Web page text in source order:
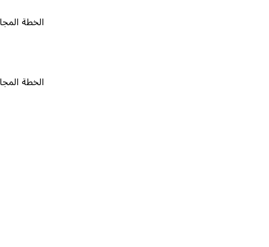
الخطة المجانية ٠
الخطة المجانية ٠